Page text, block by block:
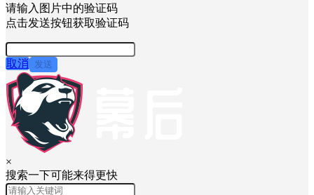
请输入图片中的验证码
点击发送按钮获取验证码
取消 发送
×
搜索一下可能来得更快